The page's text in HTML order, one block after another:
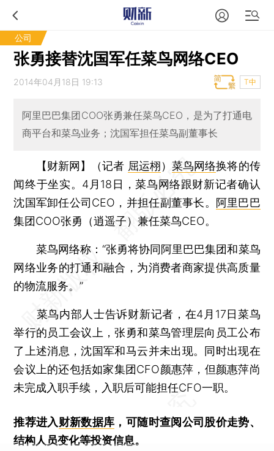
公司
张勇接替沈国军任菜鸟网络CEO
2014年04月18日 19:13 T中
阿里巴巴集团COO张勇兼任菜鸟CEO，是为了打通电
商平台和菜鸟业务；沈国军担任菜鸟副董事长
【财新网】（记者 屈运栩） 菜鸟网络换将的传
闻终于坐实。4月18日，菜鸟网络跟财新记者确认
沈国军卸任公司CEO，并担任副董事长。 阿里巴巴
集团COO张勇（逍遥子）兼任菜鸟CEO。
菜鸟网络称：“张勇将协同阿里巴巴集团和菜鸟
网络业务的打通和融合，为消费者商家提供高质量
的物流服务。”
菜鸟内部人士告诉财新记者，在4月17日菜鸟
举行的员工会议上，张勇和菜鸟管理层向员工公布
了上述消息，沈国军和马云并未出现。同时出现在
会议上的还包括如家集团CFO颜惠萍，但颜惠萍尚
未完成入职手续，入职后可能担任CFO一职。
推荐进入财新数据库 ，可随时查阅公司股价走势、
结构人员变化等投资信息。